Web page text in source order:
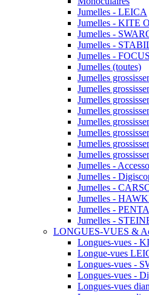
Jumelles - LEICA
Jumelles - KITE
Jumelles -
Jumelles -
Jumelles - FOCUS
Jumelles (toutes)
Jumelles
Jumelles
Jumelles
Jumelles
Jumelles
Jumelles
Jumelles
Jumelles
Jumelles -
Jumelles -
Jumelles -
Jumelles -
Jumelles -
Jumelles -
LONGUES-VUES &
Longues-vues -
Longue-vues
Longues-vues -
Longues-vues -
Longues-vues